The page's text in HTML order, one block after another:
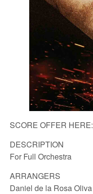
SCORE OFFER HERE:
DESCRIPTION
For Full Orchestra
ARRANGERS
Daniel de la Rosa Oliva